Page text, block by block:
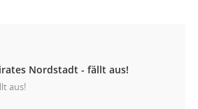
Nordstadt - fällt aus!
aus!